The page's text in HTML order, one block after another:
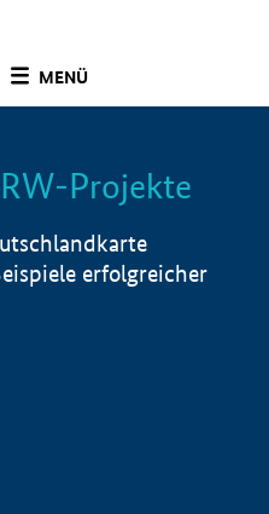
MENÜ
Info
Projekte
erfolgreicher